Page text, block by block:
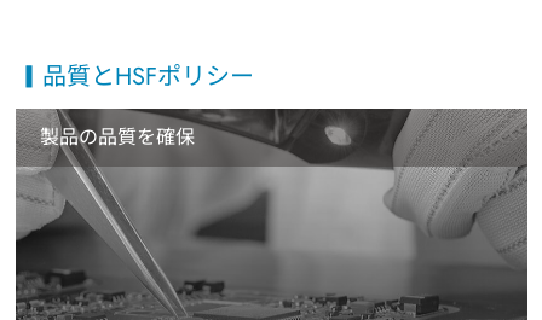
品質とHSFポリシー
製品の品質を確保